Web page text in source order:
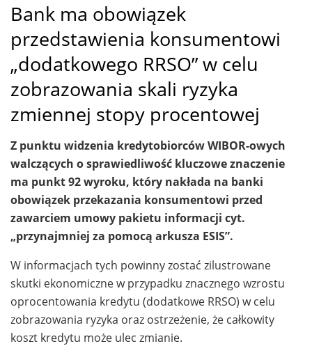
Bank ma obowiązek
przedstawienia konsumentowi
„dodatkowego RRSO” w celu
zobrazowania skali ryzyka
zmiennej stopy procentowej
Z punktu widzenia kredytobiorców WIBOR-owych
walczących o sprawiedliwość kluczowe znaczenie
ma punkt 92 wyroku, który nakłada na banki
obowiązek przekazania konsumentowi przed
zawarciem umowy pakietu informacji cyt.
„przynajmniej za pomocą arkusza ESIS”.
W informacjach tych powinny zostać zilustrowane
skutki ekonomiczne w przypadku znacznego wzrostu
oprocentowania kredytu (dodatkowe RRSO) w celu
zobrazowania ryzyka oraz ostrzeżenie, że całkowity
koszt kredytu może ulec zmianie.